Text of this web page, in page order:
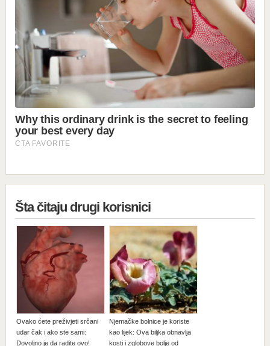
Šta čitaju drugi korisnici
Ovako ćete preživjeti srčani
udar čak i ako ste sami:
Dovoljno je da radite ovo!
Njemačke bolnice je koriste
kao lijek: Ova biljka obnavlja
kosti i zglobove bolje od